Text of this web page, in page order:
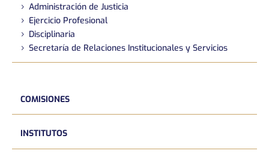
Administración de Justicia
Ejercicio Profesional
Disciplinaria
Secretaría de Relaciones Institucionales y Servicios
COMISIONES
INSTITUTOS